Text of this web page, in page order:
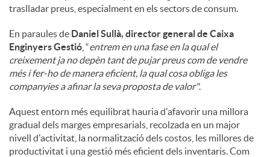
traslladar preus, especialment en els sectors de consum.
En paraules de Daniel Sullà, director general de Caixa
Enginyers Gestió , “entrem en una fase en la qual el
creixement ja no depèn tant de pujar preus com de vendre
més i fer-ho de manera eficient, la qual cosa obliga les
companyies a afinar la seva proposta de valor".
Aquest entorn més equilibrat hauria d'afavorir una millora
gradual dels marges empresarials, recolzada en un major
nivell d'activitat, la normalització dels costos, les millores de
productivitat i una gestió més eficient dels inventaris. Com